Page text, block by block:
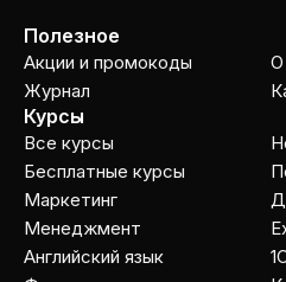
Полезное
Акции и промокоды
Журнал
О
Курсы
Все курсы
Бесплатные курсы
Маркетинг
Менеджмент
Английский язык